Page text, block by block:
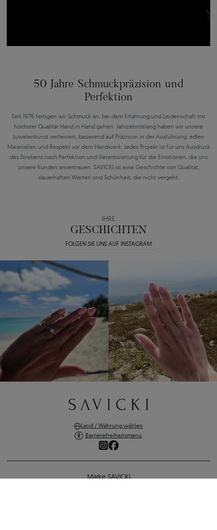
50 Jahre Schmuckpräzision und
Perfektion
Seit 1976 fertigen wir Schmuck an, bei dem Erfahrung und Leidenschaft mit
höchster Qualität Hand in Hand gehen. Jahrzehntelang haben wir unsere
Juwelenkunst verfeinert, basierend auf Präzision in der Ausführung, edlen
Materialien und Respekt vor dem Handwerk. Jedes Projekt ist für uns Ausdruck
des Strebens nach Perfektion und Verantwortung für die Emotionen, die uns
unsere Kunden anvertrauen. SAVICKI ist eine Geschichte von Qualität,
dauerhaften Werten und Schönheit, die nicht vergeht.
IHRE
GESCHICHTEN
FOLGEN SIE UNS AUF INSTAGRAM
Land / Währung wählen
Barrierefreiheitsmenü
Marke SAVICKI